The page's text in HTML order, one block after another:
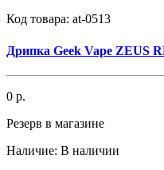
Код товара: at-0513
Дрипка Geek Vape ZEUS
0 р.
Резерв в магазине
Наличие: В наличии